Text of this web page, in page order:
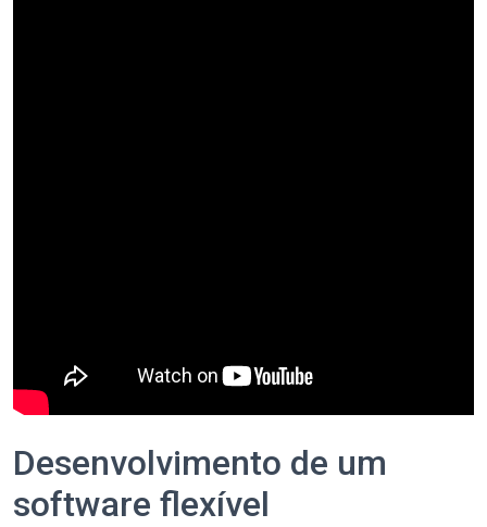
Desenvolvimento de um
software flexível